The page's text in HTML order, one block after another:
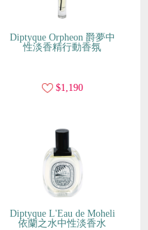
Diptyque Orpheon 爵夢中
性淡香精行動香氛
$1,190
Diptyque L'Eau de Moheli
依蘭之水中性淡香水